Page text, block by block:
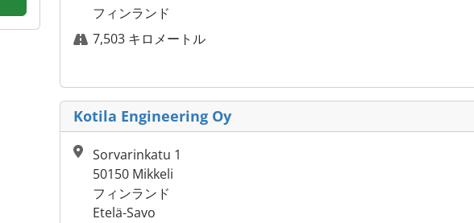
フィンランド
7,503 キロメートル
Kotila Engineering Oy
Sorvarinkatu 1
50150 Mikkeli
フィンランド
Etelä-Savo